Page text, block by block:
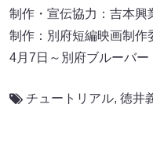
制作・宣伝協力：吉本興
制作：別府短編映画制作
4月7日～別府ブルーバ
チュートリアル, 徳井